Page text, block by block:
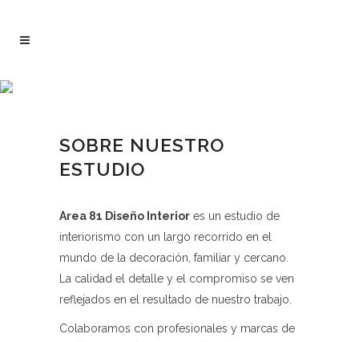
SOBRE NUESTRO
ESTUDIO
Area 81 Diseño Interior es un estudio de
interiorismo con un largo recorrido en el
mundo de la decoración, familiar y cercano.
La calidad el detalle y el compromiso se ven
reflejados en el resultado de nuestro trabajo.
Colaboramos con profesionales y marcas de